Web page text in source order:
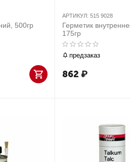
500гр
АРТИКУЛ: 515 9028
Герметик
175гр
предзаказ
862 ₽